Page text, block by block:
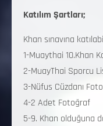
Katılım Şartları;
Khan sınavına
1-Muaythai 10.Khan
2-MuayThai Sporcu
3-Nüfus Cüzdanı
4-2 Adet Fotoğraf
5-9. Khan olduğuna